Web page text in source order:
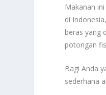
Makanan
di
beras yang
potongan
Bagi Anda
sederhana